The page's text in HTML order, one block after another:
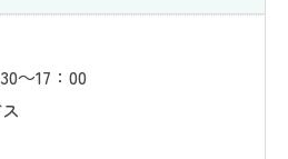
～17：00